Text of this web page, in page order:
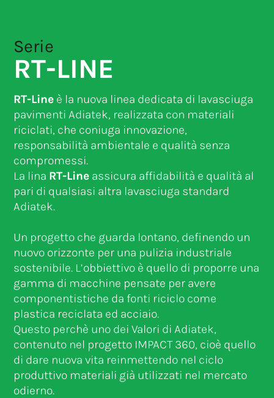
Serie
RT-LINE
RT-Line è la nuova linea dedicata di lavasciuga
pavimenti Adiatek, realizzata con materiali
riciclati, che coniuga innovazione,
responsabilità ambientale e qualità senza
compromessi.
La lina RT-Line assicura affidabilità e qualità al
pari di qualsiasi altra lavasciuga standard
Adiatek.
Un progetto che guarda lontano, definendo un
nuovo orizzonte per una pulizia industriale
sostenibile. L’obbiettivo è quello di proporre una
gamma di macchine pensate per avere
componentistiche da fonti riciclo come
plastica reciclata ed acciaio.
Questo perchè uno dei Valori di Adiatek,
contenuto nel progetto IMPACT 360, cioè quello
di dare nuova vita reinmettendo nel ciclo
produttivo materiali già utilizzati nel mercato
odierno.